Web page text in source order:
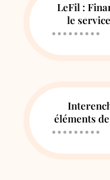
LeFil :
le
éléments